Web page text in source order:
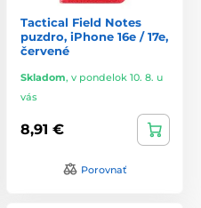
Tactical Field Notes
puzdro, iPhone 16e / 17e,
červené
Skladom, v pondelok 10. 8. u
vás
8,91 €
Porovnať